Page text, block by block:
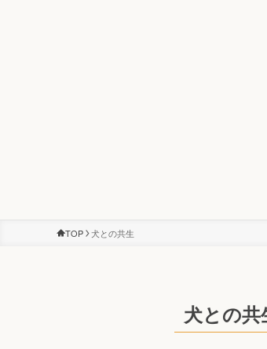
TOP 犬との共生
犬との共